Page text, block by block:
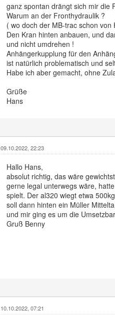
ganz spontan drängt sich mir die
Warum an der Fronthydraulik ?
( wo doch der MB-trac schon
Den Kran hinten anbauen, und
und nicht umdrehen !
Anhängerkupplung für den
ist natürlich problematisch und
Habe ich aber gemacht, ohne
Grüße
Hans
09.10.2022, 22:23
Hallo Hans,
absolut richtig, das wäre
gerne legal unterwegs wäre,
spielt. Der al320 wiegt etwa
soll dann hinten ein Müller
und mir ging es um die
Gruß Benny
10.10.2022, 07:21